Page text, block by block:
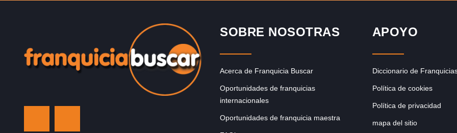
SOBRE NOSOTRAS
Acerca de Franquicia Buscar
Oportunidades de franquicias
internacionales
Oportunidades de franquicia maestra
APOYO
Diccionario de
Política de cookies
Política de privacidad
mapa del sitio